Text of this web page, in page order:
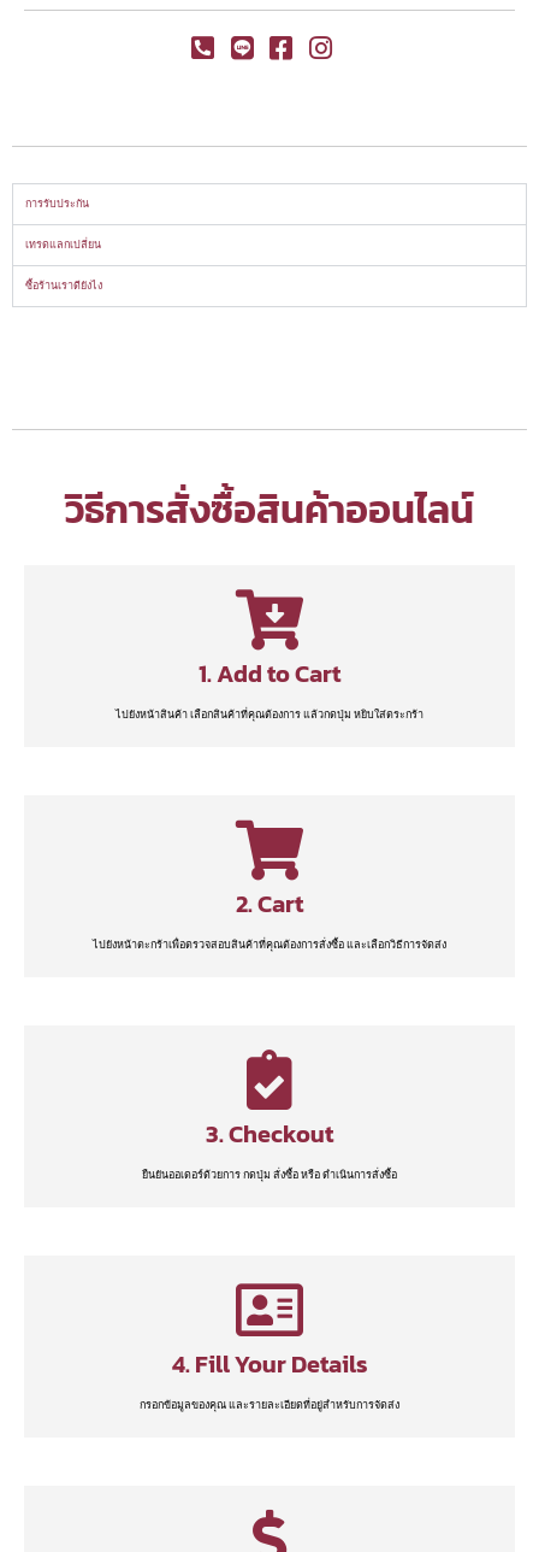
การรับประกัน
เทรดแลกเปลี่ยน
ซื้อร้านเราดียังไง
วิธีการสั่งซื้อสินค้าออนไลน์
1. Add to Cart
ไปยังหน้าสินค้า เลือกสินค้าที่คุณต้องการ แล้วกดปุ่ม หยิบใส่ตระกร้า
2. Cart
ไปยังหน้าตะกร้าเพื่อตรวจสอบสินค้าที่คุณต้องการสั่งซื้อ และเลือกวิธีการจัดส่ง
3. Checkout
ยืนยันออเดอร์ด้วยการ กดปุ่ม สั่งซื้อ หรือ ดำเนินการสั่งซื้อ
4. Fill Your Details
กรอกข้อมูลของคุณ และรายละเอียดที่อยู่สำหรับการจัดส่ง